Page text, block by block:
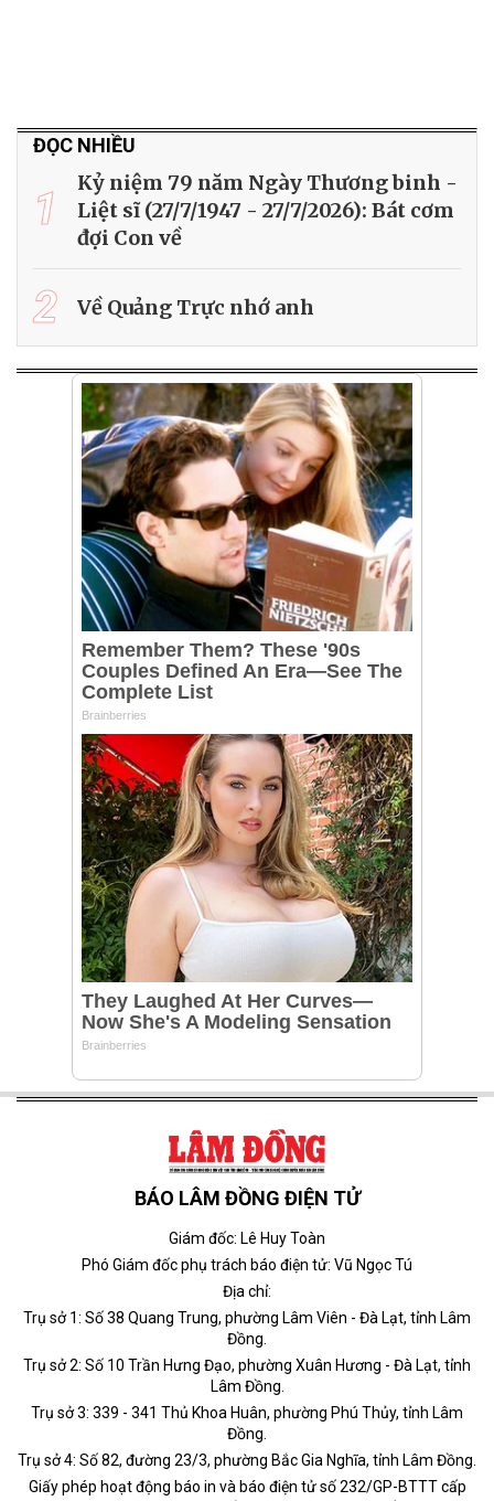
ĐỌC NHIỀU
1
Kỷ niệm 79 năm Ngày Thương binh -
Liệt sĩ (27/7/1947 - 27/7/2026): Bát cơm
đợi Con về
2 Về Quảng Trực nhớ anh
BÁO LÂM ĐỒNG ĐIỆN TỬ
Giám đốc: Lê Huy Toàn
Phó Giám đốc phụ trách báo điện tử: Vũ Ngọc Tú
Địa chỉ:
Trụ sở 1: Số 38 Quang Trung, phường Lâm Viên - Đà Lạt, tỉnh Lâm
Đồng.
Trụ sở 2: Số 10 Trần Hưng Đạo, phường Xuân Hương - Đà Lạt, tỉnh
Lâm Đồng.
Trụ sở 3: 339 - 341 Thủ Khoa Huân, phường Phú Thủy, tỉnh Lâm
Đồng.
Trụ sở 4: Số 82, đường 23/3, phường Bắc Gia Nghĩa, tỉnh Lâm Đồng.
Giấy phép hoạt động báo in và báo điện tử số 232/GP-BTTT cấp